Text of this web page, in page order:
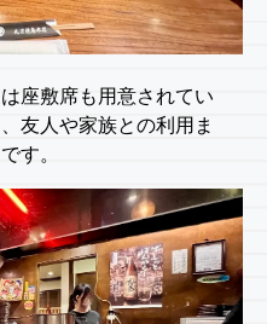
座敷席も用意されてい
友人や家族との利用ま
す。